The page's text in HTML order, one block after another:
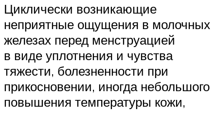
Циклически возникающие
неприятные ощущения в молочных
железах перед менструацией
в виде уплотнения и чувства
тяжести, болезненности при
прикосновении, иногда небольшого
повышения температуры кожи,